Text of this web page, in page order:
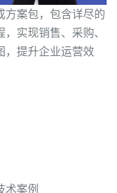
方案包，包含详尽的
实现销售、采购、
，提升企业运营效
术案例